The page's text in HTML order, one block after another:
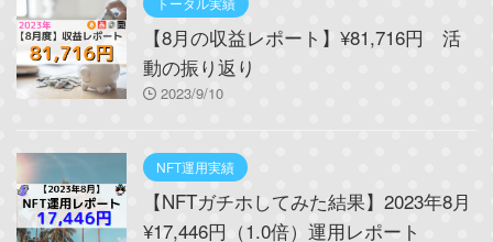
【8月の収益レポート】¥81,716円 活
動の振り返り
2023/9/10
NFT運用実績
【NFTガチホしてみた結果】2023年8月
¥17,446円（1.0倍）運用レポート